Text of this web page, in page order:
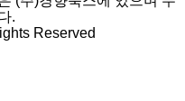
.
Reserved